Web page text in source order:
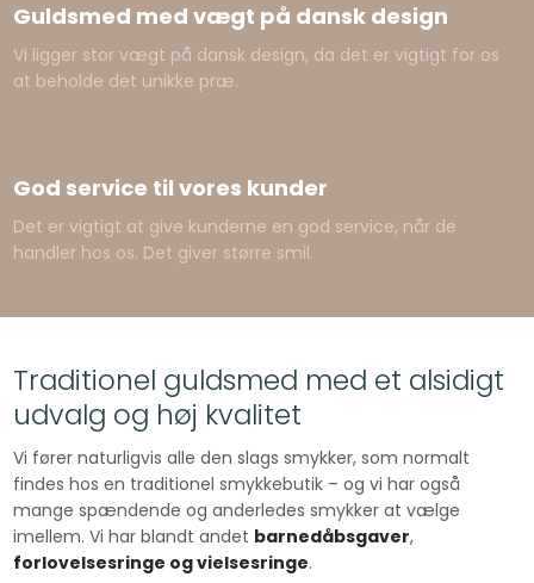
Guldsmed med vægt på dansk design​
Vi ligger stor vægt på dansk design, da det er vigtigt for os
at beholde det unikke præ.
God service til vores kunder
Det er vigtigt at give kunderne en god service, når de
handler hos os. Det giver større smil.
Traditionel guldsmed med et alsidigt
udvalg og høj kvalitet
Vi fører naturligvis alle den slags smykker, som normalt
findes hos en traditionel smykkebutik – og vi har også
mange spændende og anderledes smykker at vælge
imellem. Vi har blandt andet barnedåbsgaver,
forlovelsesringe og vielsesringe.